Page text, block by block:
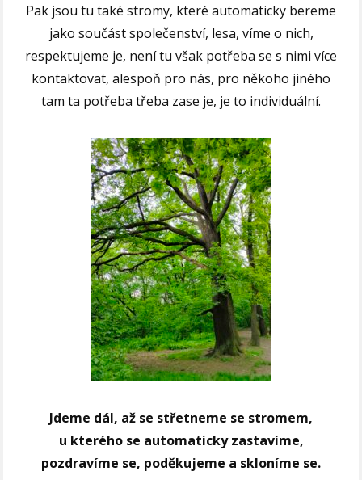
Pak jsou tu také stromy, které automaticky bereme
jako součástspolečenství, lesa, víme o nich,
respektujeme je, není tu však potřeba se s nimi více
kontaktovat, alespoň pro nás, pro někoho jiného
tam ta potřeba třeba zase je, je to individuální.
Jdeme dál, až se střetneme se stromem,
u kterého se automaticky zastavíme,
pozdravíme se, poděkujeme a skloníme se.